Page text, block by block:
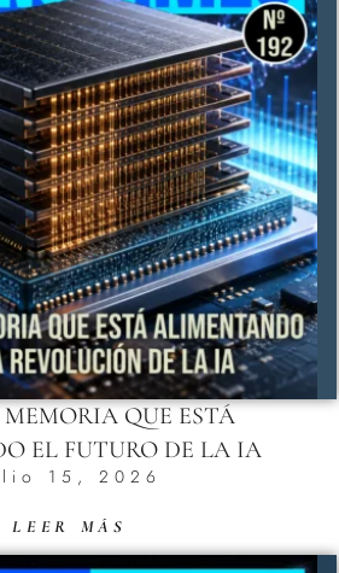
QUE ESTÁ
EL FUTURO DE LA IA
15, 2026
LEER MÁS